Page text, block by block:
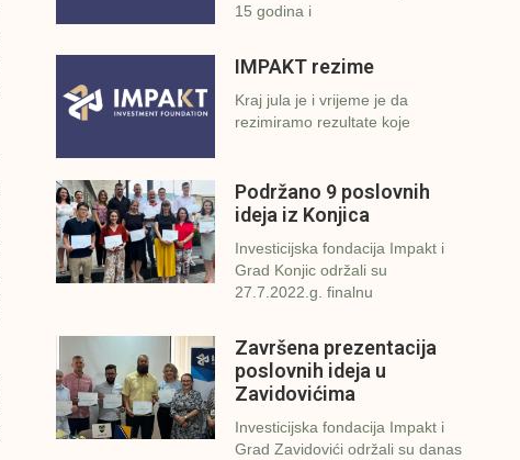
15 godina i
IMPAKT rezime
Kraj jula je i vrijeme je da
rezimiramo rezultate koje
Podržano 9 poslovnih
ideja iz Konjica
Investicijska fondacija Impakt i
Grad Konjic održali su
27.7.2022.g. finalnu
Završena prezentacija
poslovnih ideja u
Zavidovićima
Investicijska fondacija Impakt i
Grad Zavidovići održali su danas